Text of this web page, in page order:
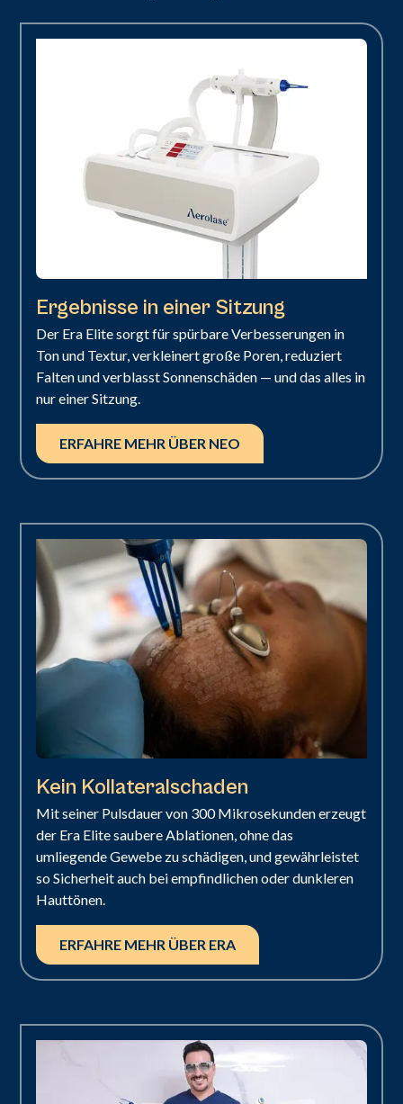
Ergebnisse in einer Sitzung
Der Era Elite sorgt für spürbare Verbesserungen in
Ton und Textur, verkleinert große Poren, reduziert
Falten und verblasst Sonnenschäden — und das alles in
nur einer Sitzung.
ERFAHRE MEHR ÜBER NEO
Kein Kollateralschaden
Mit seiner Pulsdauer von 300 Mikrosekunden erzeugt
der Era Elite saubere Ablationen, ohne das
umliegende Gewebe zu schädigen, und gewährleistet
so Sicherheit auch bei empfindlichen oder dunkleren
Hauttönen.
ERFAHRE MEHR ÜBER ERA